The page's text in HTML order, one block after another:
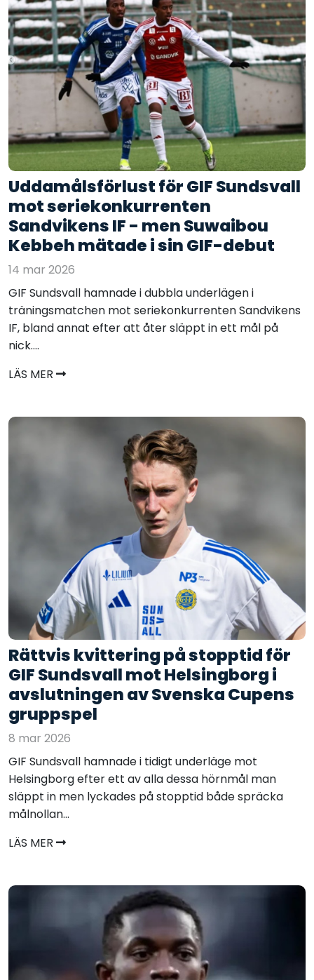
Uddamålsförlust för GIF Sundsvall
mot seriekonkurrenten
Sandvikens IF - men Suwaibou
Kebbeh mätade i sin GIF-debut
14 mar 2026
GIF Sundsvall hamnade i dubbla underlägen i
träningsmatchen mot seriekonkurrenten Sandvikens
IF, bland annat efter att åter släppt in ett mål på
nick....
LÄS MER
Rättvis kvittering på stopptid för
GIF Sundsvall mot Helsingborg i
avslutningen av Svenska Cupens
gruppspel
8 mar 2026
GIF Sundsvall hamnade i tidigt underläge mot
Helsingborg efter ett av alla dessa hörnmål man
släppt in men lyckades på stopptid både spräcka
målnollan...
LÄS MER